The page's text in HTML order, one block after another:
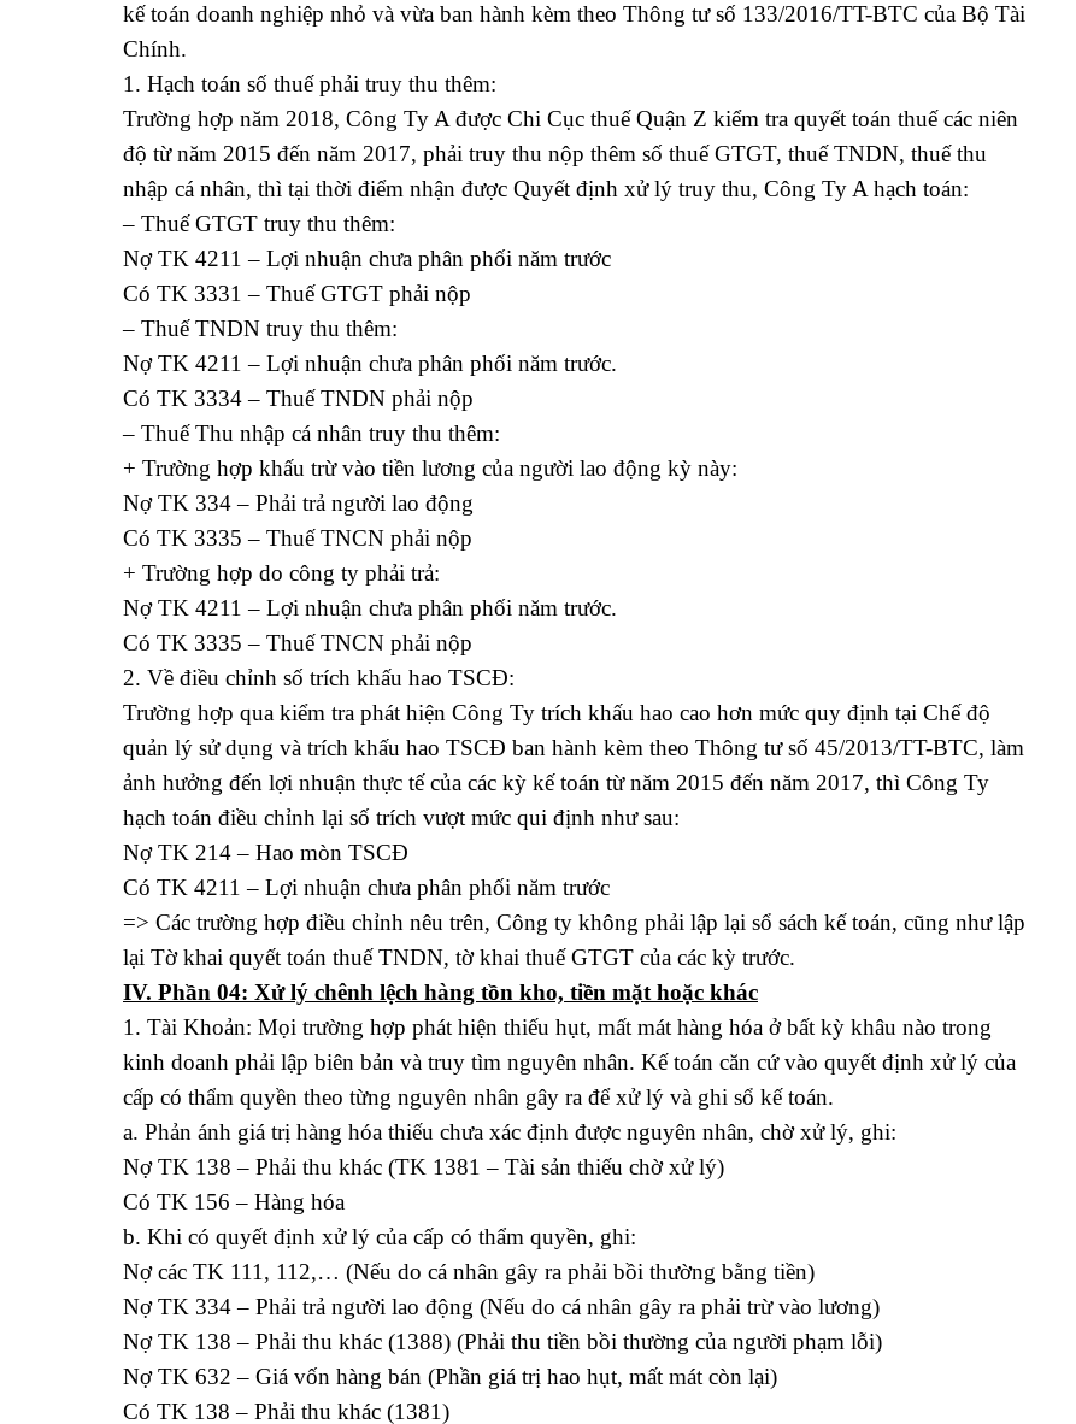
kế toán doanh nghiệp nhỏ và vừa ban hành kèm theo Thông tư số 133/2016/TT-BTC của Bộ Tài
Chính.
1. Hạch toán số thuế phải truy thu thêm:
Trường hợp năm 2018, Công Ty A được Chi Cục thuế Quận Z kiểm tra quyết toán thuế các niên
độ từ năm 2015 đến năm 2017, phải truy thu nộp thêm số thuế GTGT, thuế TNDN, thuế thu
nhập cá nhân, thì tại thời điểm nhận được Quyết định xử lý truy thu, Công Ty A hạch toán:
– Thuế GTGT truy thu thêm:
Nợ TK 4211 – Lợi nhuận chưa phân phối năm trước
Có TK 3331 – Thuế GTGT phải nộp
– Thuế TNDN truy thu thêm:
Nợ TK 4211 – Lợi nhuận chưa phân phối năm trước.
Có TK 3334 – Thuế TNDN phải nộp
– Thuế Thu nhập cá nhân truy thu thêm:
+ Trường hợp khấu trừ vào tiền lương của người lao động kỳ này:
Nợ TK 334 – Phải trả người lao động
Có TK 3335 – Thuế TNCN phải nộp
+ Trường hợp do công ty phải trả:
Nợ TK 4211 – Lợi nhuận chưa phân phối năm trước.
Có TK 3335 – Thuế TNCN phải nộp
2. Về điều chỉnh số trích khấu hao TSCĐ:
Trường hợp qua kiểm tra phát hiện Công Ty trích khấu hao cao hơn mức quy định tại Chế độ
quản lý sử dụng và trích khấu hao TSCĐ ban hành kèm theo Thông tư số 45/2013/TT-BTC, làm
ảnh hưởng đến lợi nhuận thực tế của các kỳ kế toán từ năm 2015 đến năm 2017, thì Công Ty
hạch toán điều chỉnh lại số trích vượt mức qui định như sau:
Nợ TK 214 – Hao mòn TSCĐ
Có TK 4211 – Lợi nhuận chưa phân phối năm trước
=> Các trường hợp điều chỉnh nêu trên, Công ty không phải lập lại sổ sách kế toán, cũng như lập
lại Tờ khai quyết toán thuế TNDN, tờ khai thuế GTGT của các kỳ trước.
IV. Phần 04: Xử lý chênh lệch hàng tồn kho, tiền mặt hoặc khác
1. Tài Khoản: Mọi trường hợp phát hiện thiếu hụt, mất mát hàng hóa ở bất kỳ khâu nào trong
kinh doanh phải lập biên bản và truy tìm nguyên nhân. Kế toán căn cứ vào quyết định xử lý của
cấp có thẩm quyền theo từng nguyên nhân gây ra để xử lý và ghi sổ kế toán.
a. Phản ánh giá trị hàng hóa thiếu chưa xác định được nguyên nhân, chờ xử lý, ghi:
Nợ TK 138 – Phải thu khác (TK 1381 – Tài sản thiếu chờ xử lý)
Có TK 156 – Hàng hóa
b. Khi có quyết định xử lý của cấp có thẩm quyền, ghi:
Nợ các TK 111, 112,… (Nếu do cá nhân gây ra phải bồi thường bằng tiền)
Nợ TK 334 – Phải trả người lao động (Nếu do cá nhân gây ra phải trừ vào lương)
Nợ TK 138 – Phải thu khác (1388) (Phải thu tiền bồi thường của người phạm lỗi)
Nợ TK 632 – Giá vốn hàng bán (Phần giá trị hao hụt, mất mát còn lại)
Có TK 138 – Phải thu khác (1381)